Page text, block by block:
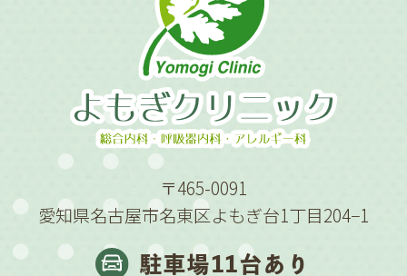
〒465-0091
愛知県名古屋市名東区よもぎ台1丁目204−1
駐車場11台あり